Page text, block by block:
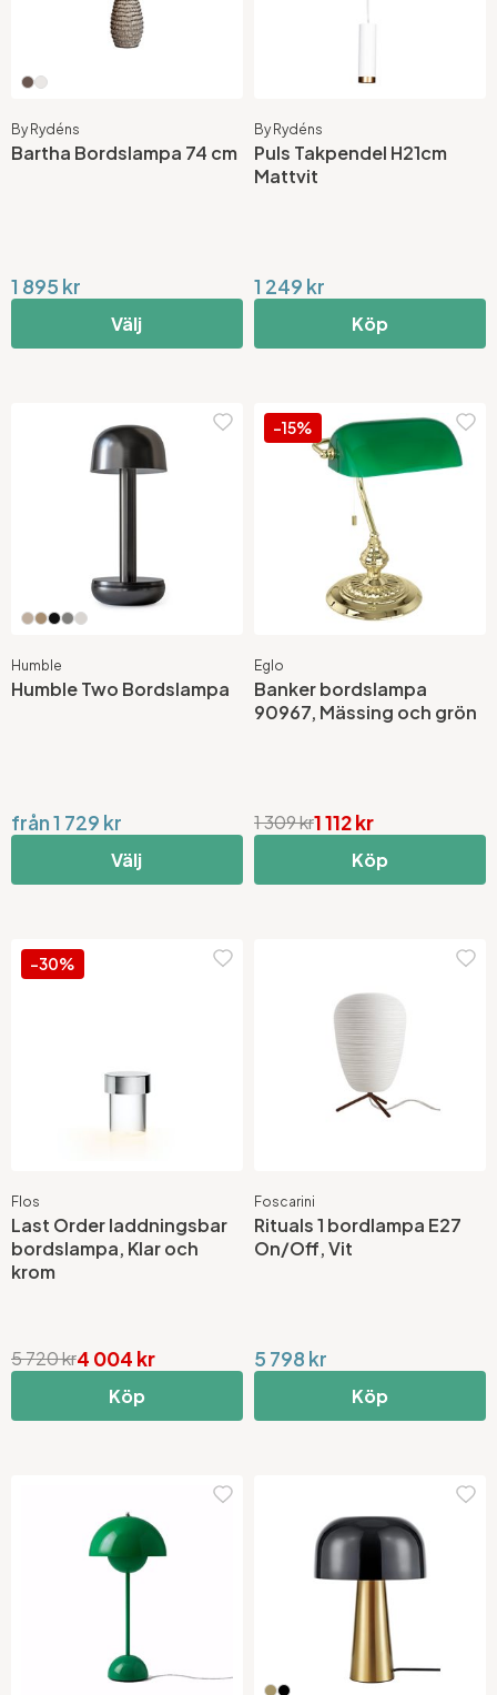
By Rydéns
Bartha Bordslampa 74 cm
1 895 kr
Välj
By Rydéns
Puls Takpendel H21cm
Mattvit
1 249 kr
Köp
Humble
Humble Two Bordslampa
från 1 729 kr
Välj
-15%
Eglo
Banker bordslampa
90967, Mässing och grön
1 112 kr
1 309 kr
Köp
-30%
Flos
Last Order laddningsbar
bordslampa, Klar och
krom
4 004 kr
5 720 kr
Köp
Foscarini
Rituals 1 bordlampa E27
On/Off, Vit
5 798 kr
Köp